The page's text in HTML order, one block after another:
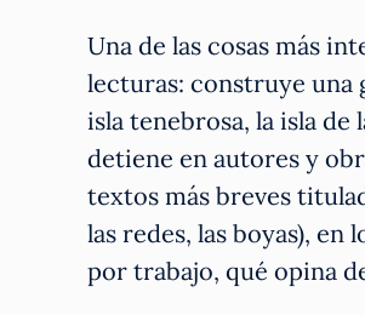
Una de las cosas más
lecturas: construye una
isla tenebrosa, la isla de
detiene en autores y
textos más breves
las redes, las boyas),
por trabajo, qué opina